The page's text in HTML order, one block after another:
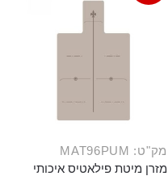
מק"ט: MAT96PUM
מזרן מיטת פילאטיס איכותי